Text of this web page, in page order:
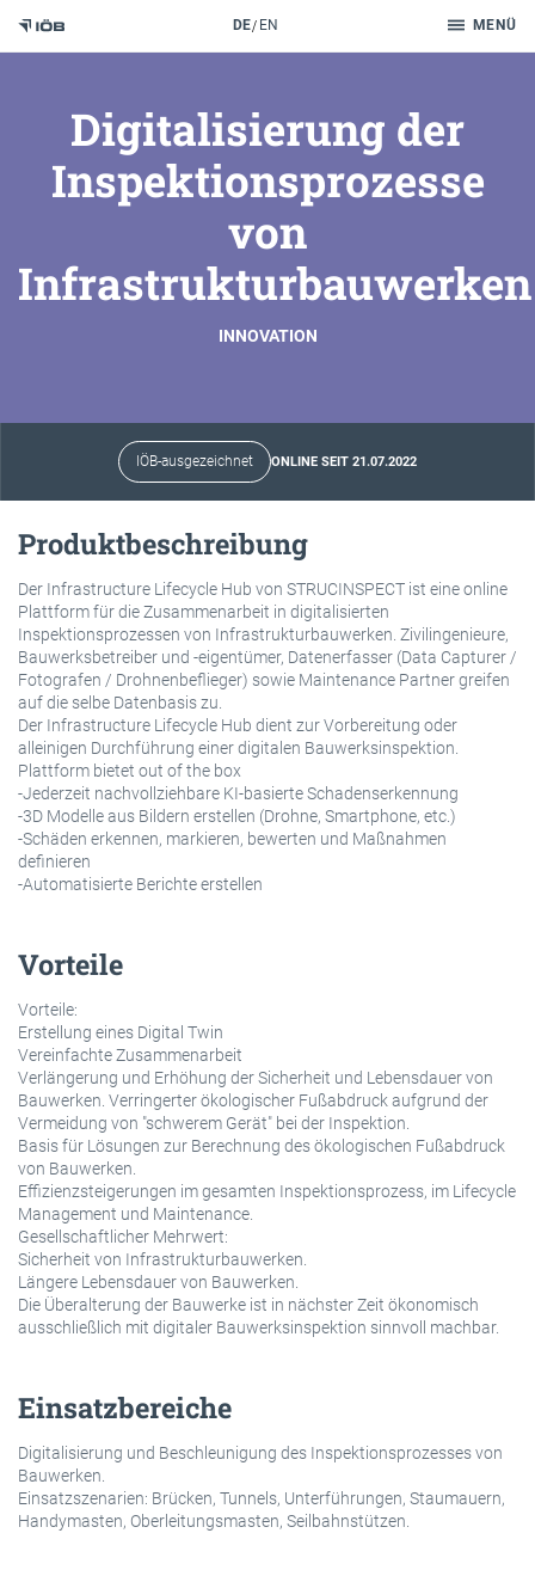
DE EN MENÜ
Digitalisierung der
Inspektionsprozesse
von
Infrastrukturbauwerken
INNOVATION
IÖB-ausgezeichnet ONLINE SEIT 21.07.2022
Produktbeschreibung
Der Infrastructure Lifecycle Hub von STRUCINSPECT ist eine online
Plattform für die Zusammenarbeit in digitalisierten
Inspektionsprozessen von Infrastrukturbauwerken. Zivilingenieure,
Bauwerksbetreiber und -eigentümer, Datenerfasser (Data Capturer /
Fotografen / Drohnenbeflieger) sowie Maintenance Partner greifen
auf die selbe Datenbasis zu.
Der Infrastructure Lifecycle Hub dient zur Vorbereitung oder
alleinigen Durchführung einer digitalen Bauwerksinspektion.
Plattform bietet out of the box
-Jederzeit nachvollziehbare KI-basierte Schadenserkennung
-3D Modelle aus Bildern erstellen (Drohne, Smartphone, etc.)
-Schäden erkennen, markieren, bewerten und Maßnahmen
definieren
-Automatisierte Berichte erstellen
Vorteile
Vorteile:
Erstellung eines Digital Twin
Vereinfachte Zusammenarbeit
Verlängerung und Erhöhung der Sicherheit und Lebensdauer von
Bauwerken. Verringerter ökologischer Fußabdruck aufgrund der
Vermeidung von "schwerem Gerät" bei der Inspektion.
Basis für Lösungen zur Berechnung des ökologischen Fußabdruck
von Bauwerken.
Effizienzsteigerungen im gesamten Inspektionsprozess, im Lifecycle
Management und Maintenance.
Gesellschaftlicher Mehrwert:
Sicherheit von Infrastrukturbauwerken.
Längere Lebensdauer von Bauwerken.
Die Überalterung der Bauwerke ist in nächster Zeit ökonomisch
ausschließlich mit digitaler Bauwerksinspektion sinnvoll machbar.
Einsatzbereiche
Digitalisierung und Beschleunigung des Inspektionsprozesses von
Bauwerken.
Einsatzszenarien: Brücken, Tunnels, Unterführungen, Staumauern,
Handymasten, Oberleitungsmasten, Seilbahnstützen.